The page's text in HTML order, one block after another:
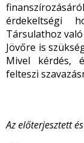
érdekeltségi
Társulathoz
Jövőre is
Mivel kérdés,
felteszi
Az előterjesztett